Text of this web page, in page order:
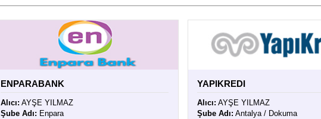
ENPARABANK
Alıcı: AYŞE YILMAZ
Şube Adı: Enpara
YAPIKREDI
Alıcı: AYŞE YILMAZ
Şube Adı: Antalya / Dokuma